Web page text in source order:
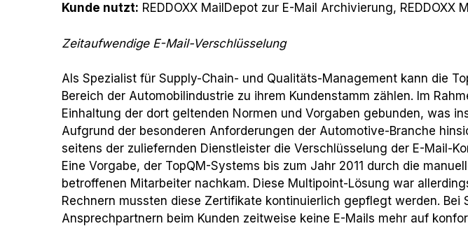
Kunde nutzt: REDDOXX MailDepot zur E-Mail Archivierung,
Zeitaufwendige E-Mail-Verschlüsselung
Als Spezialist für Supply-Chain- und Qualitäts-Management kann die
Bereich der Automobilindustrie zu ihrem Kundenstamm zählen. Im
Einhaltung der dort geltenden Normen und Vorgaben gebunden, was
Aufgrund der besonderen Anforderungen der Automotive-Branche
seitens der zuliefernden Dienstleister die Verschlüsselung der E-Mail-
Eine Vorgabe, der TopQM-Systems bis zum Jahr 2011 durch die
betroffenen Mitarbeiter nachkam. Diese Multipoint-Lösung war
Rechnern mussten diese Zertifikate kontinuierlich gepflegt werden.
Ansprechpartnern beim Kunden zeitweise keine E-Mails mehr auf